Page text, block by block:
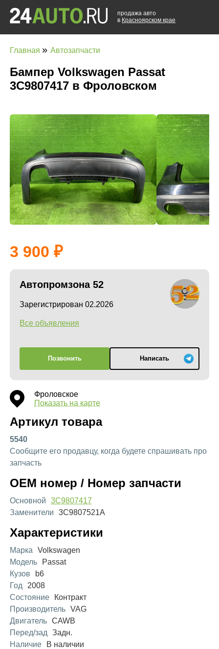
продажа авто
в Красноярском крае
Главная » Автозапчасти
Бампер Volkswagen Passat
3C9807417 в Фроловском
3 900
Автопромзона 52
Зарегистрирован 02.2026
Все объявления
Позвонить Написать
Фроловское
Показать на карте
Артикул товара
5540
Сообщите его продавцу, когда будете спрашивать про
запчасть
OEM номер / Номер запчасти
Основной
3C9807417
Заменители
3C9807521A
Характеристики
Марка
Volkswagen
Модель
Passat
Кузов
b6
Год
2008
Состояние
Контракт
Производитель VAG
Двигатель CAWB
Перед/зад
Задн.
Наличие
В наличии